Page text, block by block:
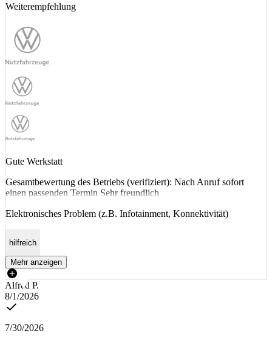
Weiterempfehlung
Gute Werkstatt
Gesamtbewertung des Betriebs (verifiziert): Nach Anruf sofort
einen passenden Termin Sehr freundlich
Elektronisches Problem (z.B. Infotainment, Konnektivität)
hilfreich
Mehr anzeigen
Alfred P.
8/1/2026
7/30/2026